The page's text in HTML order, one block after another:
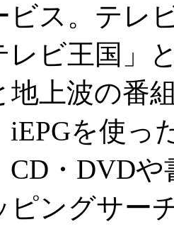
ビス。テレ
レビ王国」
地上波の番
iEPGを使っ
CD・DVD
ピングサー